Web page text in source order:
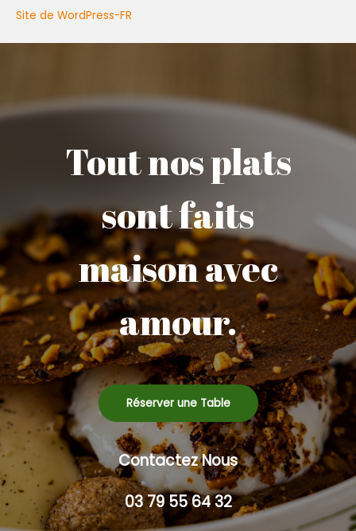
Site de WordPress-FR
Tout nos plats
sont faits
maison avec
amour.
Réserver une Table
Contactez Nous
03 79 55 64 32